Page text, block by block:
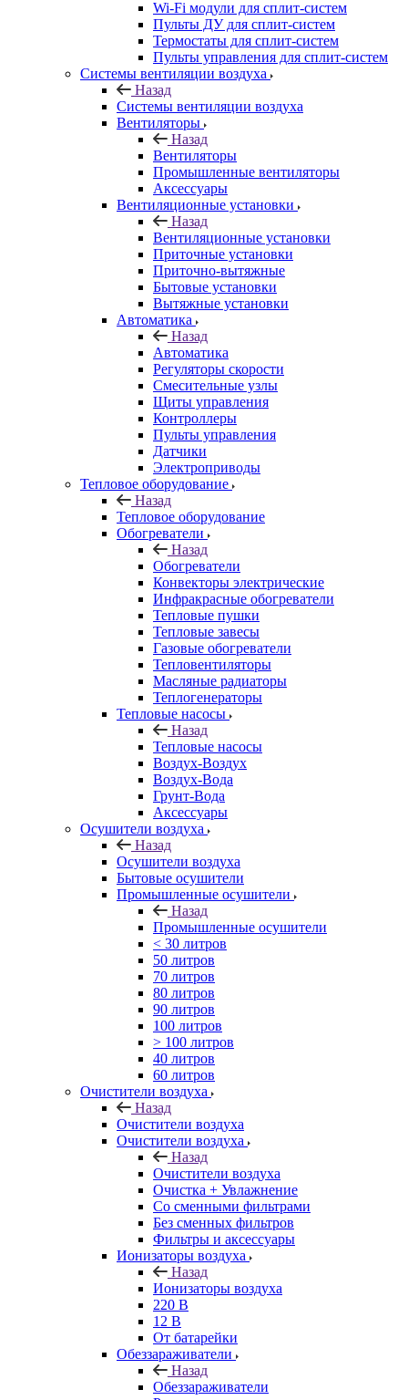
Wi-Fi модули для сплит-систем
Пульты ДУ для сплит-систем
Термостаты для сплит-систем
Пульты управления для сплит-систем
Системы вентиляции воздуха
Назад
Системы вентиляции воздуха
Вентиляторы
Назад
Вентиляторы
Промышленные вентиляторы
Аксессуары
Вентиляционные установки
Назад
Вентиляционные установки
Приточные установки
Приточно-вытяжные
Бытовые установки
Вытяжные установки
Автоматика
Назад
Автоматика
Регуляторы скорости
Смесительные узлы
Щиты управления
Контроллеры
Пульты управления
Датчики
Электроприводы
Тепловое оборудование
Назад
Тепловое оборудование
Обогреватели
Назад
Обогреватели
Конвекторы электрические
Инфракрасные обогреватели
Тепловые пушки
Тепловые завесы
Газовые обогреватели
Тепловентиляторы
Масляные радиаторы
Теплогенераторы
Тепловые насосы
Назад
Тепловые насосы
Воздух-Воздух
Воздух-Вода
Грунт-Вода
Аксессуары
Осушители воздуха
Назад
Осушители воздуха
Бытовые осушители
Промышленные осушители
Назад
Промышленные осушители
< 30 литров
50 литров
70 литров
80 литров
90 литров
100 литров
> 100 литров
40 литров
60 литров
Очистители воздуха
Назад
Очистители воздуха
Очистители воздуха
Назад
Очистители воздуха
Очистка + Увлажнение
Cо сменными фильтрами
Без сменных фильтров
Фильтры и аксессуары
Ионизаторы воздуха
Назад
Ионизаторы воздуха
220 В
12 В
От батарейки
Обеззараживатели
Назад
Обеззараживатели